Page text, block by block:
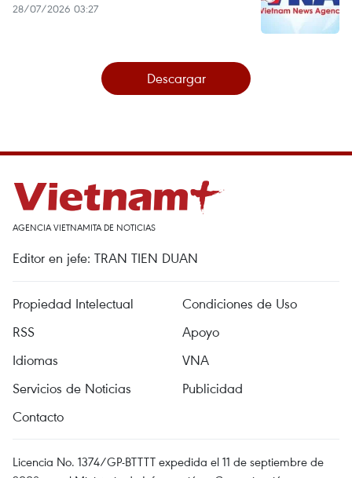
28/07/2026 03:27
Descargar
AGENCIA VIETNAMITA DE NOTICIAS
Editor en jefe: TRAN TIEN DUAN
Propiedad Intelectual
Condiciones de Uso
RSS
Apoyo
Idiomas
VNA
Servicios de Noticias
Publicidad
Contacto
Licencia No. 1374/GP-BTTTT expedida el 11 de septiembre de